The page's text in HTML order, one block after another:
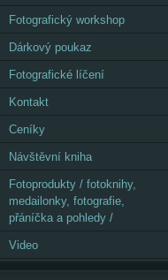
Fotografický workshop
Dárkový poukaz
Fotografické líčení
Kontakt
Ceníky
Návštěvní kniha
Fotoprodukty / fotoknihy,
medailonky, fotografie,
přáníčka a pohledy /
Video